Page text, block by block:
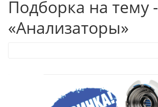
Подборка на тему -
«Анализаторы»